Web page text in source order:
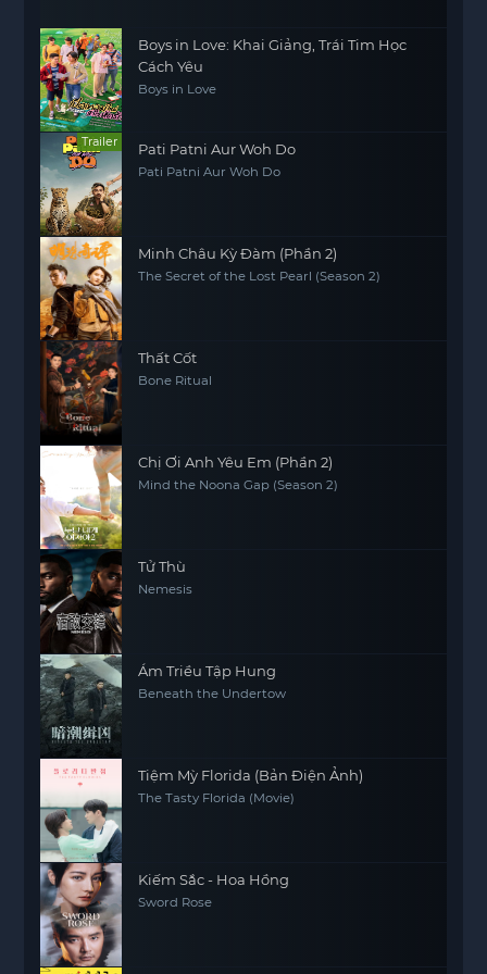
Boys in Love: Khai Giảng, Trái Tim Học
Cách Yêu
Boys in Love
Trailer Pati Patni Aur Woh Do
Pati Patni Aur Woh Do
Minh Châu Kỳ Đàm (Phần 2)
The Secret of the Lost Pearl (Season 2)
Thất Cốt
Bone Ritual
Chị Ơi Anh Yêu Em (Phần 2)
Mind the Noona Gap (Season 2)
Tử Thù
Nemesis
Ám Triều Tập Hung
Beneath the Undertow
Tiệm Mỳ Florida (Bản Điện Ảnh)
The Tasty Florida (Movie)
Kiếm Sắc - Hoa Hồng
Sword Rose